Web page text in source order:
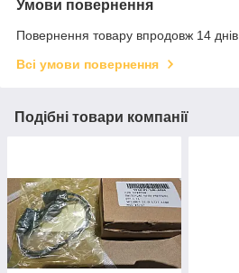
Умови повернення
Повернення товару впродовж 14
Всі умови повернення
Подібні товари компанії